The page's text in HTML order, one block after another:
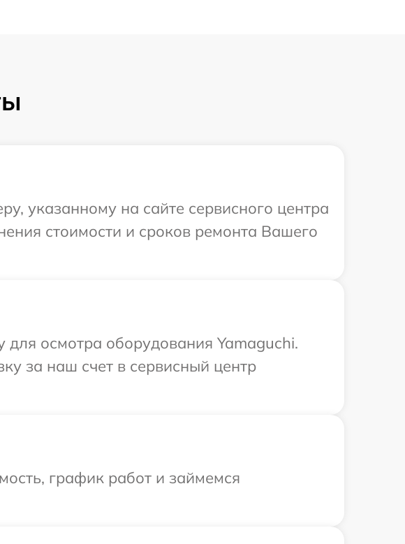
указанному на сайте сервисного центра
стоимости и сроков ремонта Вашего
осмотра оборудования Yamaguchi.
за наш счет в сервисный центр
график работ и займемся